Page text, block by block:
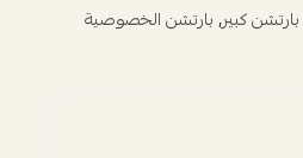
بارتشن كبير,بارتشن الخصوصية